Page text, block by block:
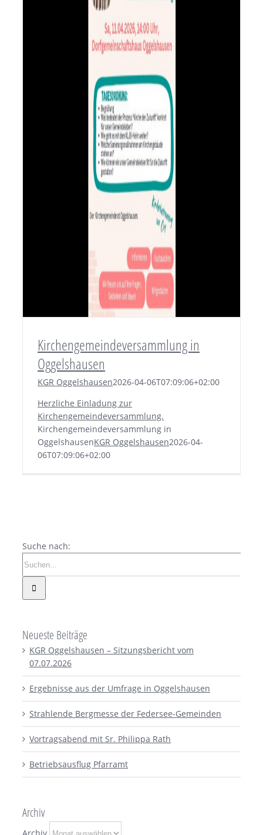
Kirchengemeindeversammlung in
Oggelshausen
KGR Oggelshausen2026-04-06T07:09:06+02:00
Herzliche Einladung zur
Kirchengemeindeversammlung.
Kirchengemeindeversammlung in
OggelshausenKGR Oggelshausen2026-04-
06T07:09:06+02:00
Suche nach:
Neueste Beiträge
KGR Oggelshausen – Sitzungsbericht vom
07.07.2026
Ergebnisse aus der Umfrage in Oggelshausen
Strahlende Bergmesse der Federsee-Gemeinden
Vortragsabend mit Sr. Philippa Rath
Betriebsausflug Pfarramt
Archiv
Archiv